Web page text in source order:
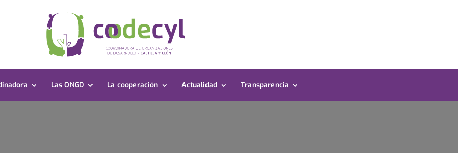
Las ONGD La cooperación Actualidad Transparencia